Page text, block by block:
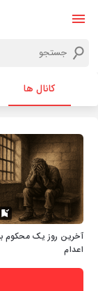
کانال ها
آخرین روز یک محکوم
اعدام